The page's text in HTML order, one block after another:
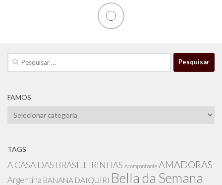
Pesquisar
por:
FAMOS
Famos
TAGS
A CASA DAS BRASILEIRINHAS Acompanhante AMADORAS
Argentina BANANA DAIQUIRI Bella da Semana